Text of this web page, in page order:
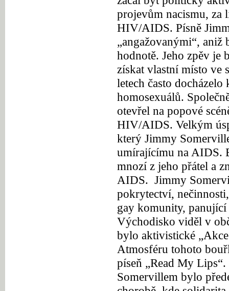
projevům nacismu, za
HIV/AIDS. Písně
„angažovanými“,
hodnotě. Jeho zpěv je
získat vlastní místo ve
letech často
homosexuálů.
otevřel na popové
HIV/AIDS. Velkým
který Jimmy
umírajícímu na AIDS.
mnozí z jeho přátel a
AIDS. Jimmy
pokrytectví,
gay komunity,
Východisko viděl v
bylo aktivistické
Atmosféru tohoto
píseň „Read My Lips“.
Somervillem bylo